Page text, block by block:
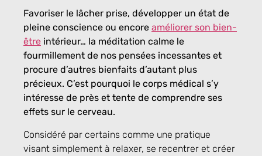
Favoriser le lâcher prise, développer un état de
pleine conscience ou encore améliorer son bien-
être intérieur… la méditation calme le
fourmillement de nos pensées incessantes et
procure d’autres bienfaits d’autant plus
précieux. C’est pourquoi le corps médical s’y
intéresse de près et tente de comprendre ses
effets sur le cerveau.
Considéré par certains comme une pratique
visant simplement à relaxer, se recentrer et créer